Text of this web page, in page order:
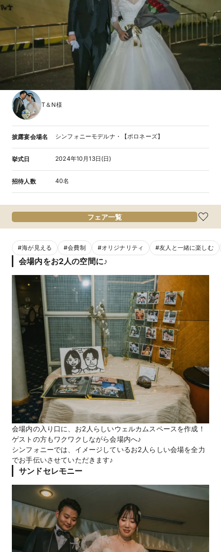
T＆N様
披露宴会場名 シンフォニーモデルナ・【ポロネーズ】
挙式日 2024年10月13日(日)
招待人数 40名
フェア一覧
#海が見える #会費制 #オリジナリティ #友人と一緒に楽しむ
会場内をお2人の空間に♪
会場内の入り口に、お2人らしいウェルカムスペースを作成！
ゲストの方もワクワクしながら会場内へ♪
シンフォニーでは、イメージしているお2人らしい会場を全力
でお手伝いさせていただきます♪
サンドセレモニー